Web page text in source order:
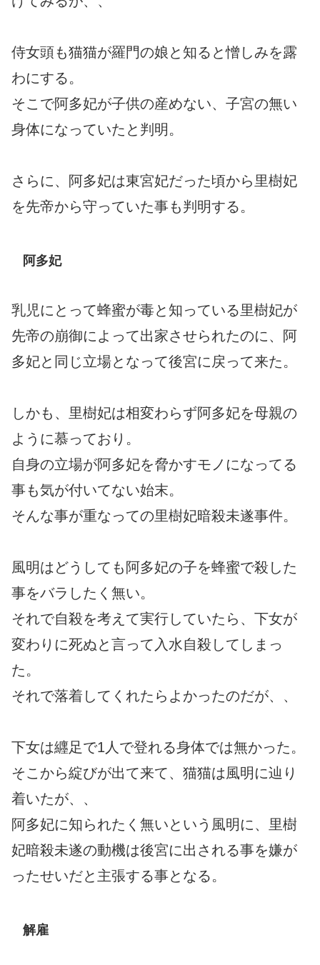
侍女頭も猫猫が羅門の娘と知ると憎しみを露
わにする。
そこで阿多妃が子供の産めない、子宮の無い
身体になっていたと判明。
さらに、阿多妃は東宮妃だった頃から里樹妃
を先帝から守っていた事も判明する。
阿多妃
乳児にとって蜂蜜が毒と知っている里樹妃が
先帝の崩御によって出家させられたのに、阿
多妃と同じ立場となって後宮に戻って来た。
しかも、里樹妃は相変わらず阿多妃を母親の
ように慕っており。
自身の立場が阿多妃を脅かすモノになってる
事も気が付いてない始末。
そんな事が重なっての里樹妃暗殺未遂事件。
風明はどうしても阿多妃の子を蜂蜜で殺した
事をバラしたく無い。
それで自殺を考えて実行していたら、下女が
変わりに死ぬと言って入水自殺してしまっ
た。
それで落着してくれたらよかったのだが、、
下女は纒足で1人で登れる身体では無かった。
そこから綻びが出て来て、猫猫は風明に辿り
着いたが、、
阿多妃に知られたく無いという風明に、里樹
妃暗殺未遂の動機は後宮に出される事を嫌が
ったせいだと主張する事となる。
解雇